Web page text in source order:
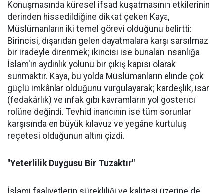
Konuşmasında küresel ifsad kuşatmasının etkilerinin
derinden hissedildiğine dikkat çeken Kaya,
Müslümanların iki temel görevi olduğunu belirtti:
Birincisi, dışarıdan gelen dayatmalara karşı sarsılmaz
bir iradeyle direnmek; ikincisi ise bunalan insanlığa
İslam'ın aydınlık yolunu bir çıkış kapısı olarak
sunmaktır. Kaya, bu yolda Müslümanların elinde çok
güçlü imkânlar olduğunu vurgulayarak; kardeşlik, isar
(fedakârlık) ve infak gibi kavramların yol gösterici
rolüne değindi. Tevhid inancının ise tüm sorunlar
karşısında en büyük kılavuz ve yegâne kurtuluş
reçetesi olduğunun altını çizdi.
"Yeterlilik Duygusu Bir Tuzaktır"
İslami faaliyetlerin sürekliliği ve kalitesi üzerine de